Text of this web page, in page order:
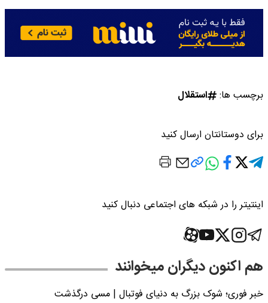
برچسب ها: استقلال
برای دوستانتان ارسال کنید
اینتیتر را در شبکه های اجتماعی دنبال کنید
هم اکنون دیگران میخوانند
خبر فوری؛‌ شوک بزرگ به دنیای فوتبال | مسی درگذشت